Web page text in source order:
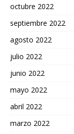
octubre 2022
septiembre 2022
agosto 2022
julio 2022
junio 2022
mayo 2022
abril 2022
marzo 2022